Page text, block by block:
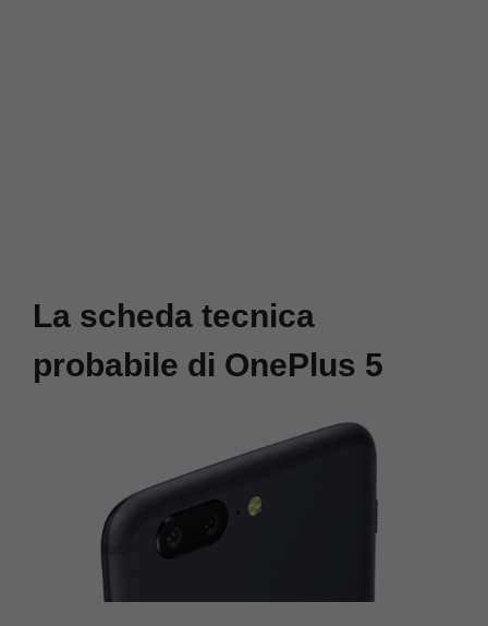
La scheda tecnica
probabile di OnePlus 5